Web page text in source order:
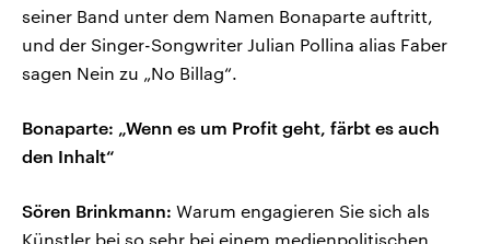
seiner Band unter dem Namen Bonaparte auftritt,
und der Singer-Songwriter Julian Pollina alias Faber
sagen Nein zu „No Billag“.
Bonaparte: „Wenn es um Profit geht, färbt es auch
den Inhalt“
Sören Brinkmann: Warum engagieren Sie sich als
Künstler bei so sehr bei einem medienpolitischen